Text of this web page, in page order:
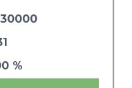
30000
%